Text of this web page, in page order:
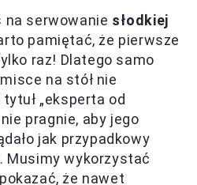
na serwowanie słodkiej
pamiętać, że pierwsze
raz! Dlatego samo
na stół nie
„eksperta od
pragnie, aby jego
jak przypadkowy
Musimy wykorzystać
że nawet